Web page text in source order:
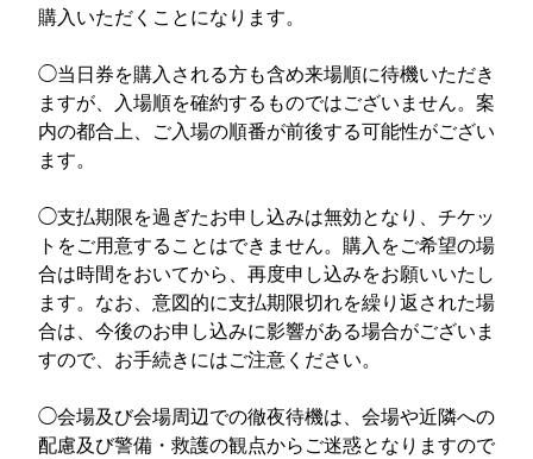
購入いただくことになります。
◯︎当日券を購入される方も含め来場順に待機いただき
ますが、入場順を確約するものではございません。案
内の都合上、ご入場の順番が前後する可能性がござい
ます。
◯支払期限を過ぎたお申し込みは無効となり、チケッ
トをご用意することはできません。購入をご希望の場
合は時間をおいてから、再度申し込みをお願いいたし
ます。なお、意図的に支払期限切れを繰り返された場
合は、今後のお申し込みに影響がある場合がございま
すので、お手続きにはご注意ください。
◯︎会場及び会場周辺での徹夜待機は、会場や近隣への
配慮及び警備・救護の観点からご迷惑となりますので